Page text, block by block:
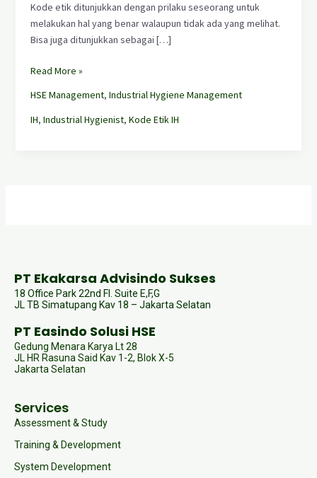
Kode etik ditunjukkan dengan prilaku seseorang untuk
melakukan hal yang benar walaupun tidak ada yang melihat.
Bisa juga ditunjukkan sebagai […]
Read More »
HSE Management, Industrial Hygiene Management
IH, Industrial Hygienist, Kode Etik IH
PT Ekakarsa Advisindo Sukses
18 Office Park 22nd Fl. Suite E,F,G
JL TB Simatupang Kav 18 – Jakarta Selatan
PT Easindo Solusi HSE
Gedung Menara Karya Lt 28
JL HR Rasuna Said Kav 1-2, Blok X-5
Jakarta Selatan
Services
Assessment & Study
Training & Development
System Development